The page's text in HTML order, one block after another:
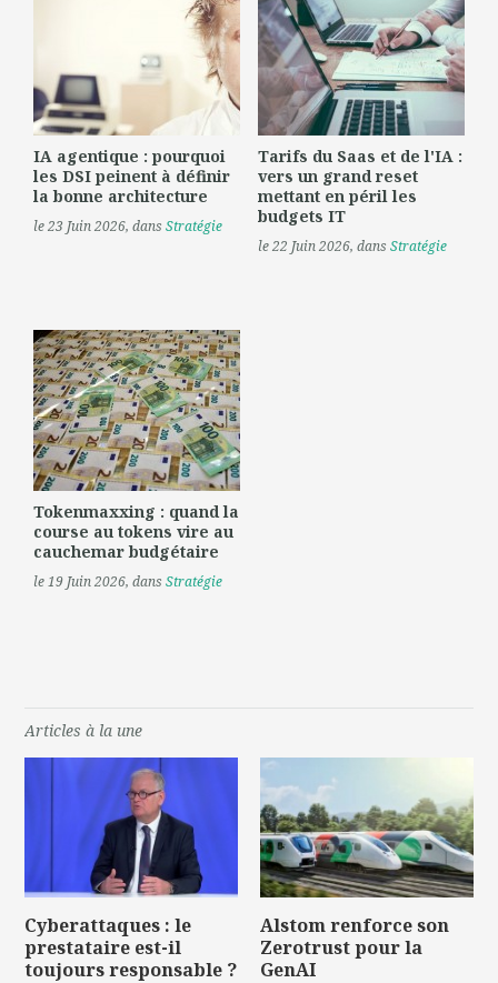
IA agentique : pourquoi
les DSI peinent à définir
la bonne architecture
le 23 Juin 2026, dansStratégie
Tarifs du Saas et de l'IA :
vers un grand reset
mettant en péril les
budgets IT
le 22 Juin 2026, dansStratégie
Tokenmaxxing : quand la
course au tokens vire au
cauchemar budgétaire
le 19 Juin 2026, dansStratégie
Articles à la une
Cyberattaques : le
prestataire est-il
toujours responsable ?
Alstom renforce son
Zerotrust pour la
GenAI